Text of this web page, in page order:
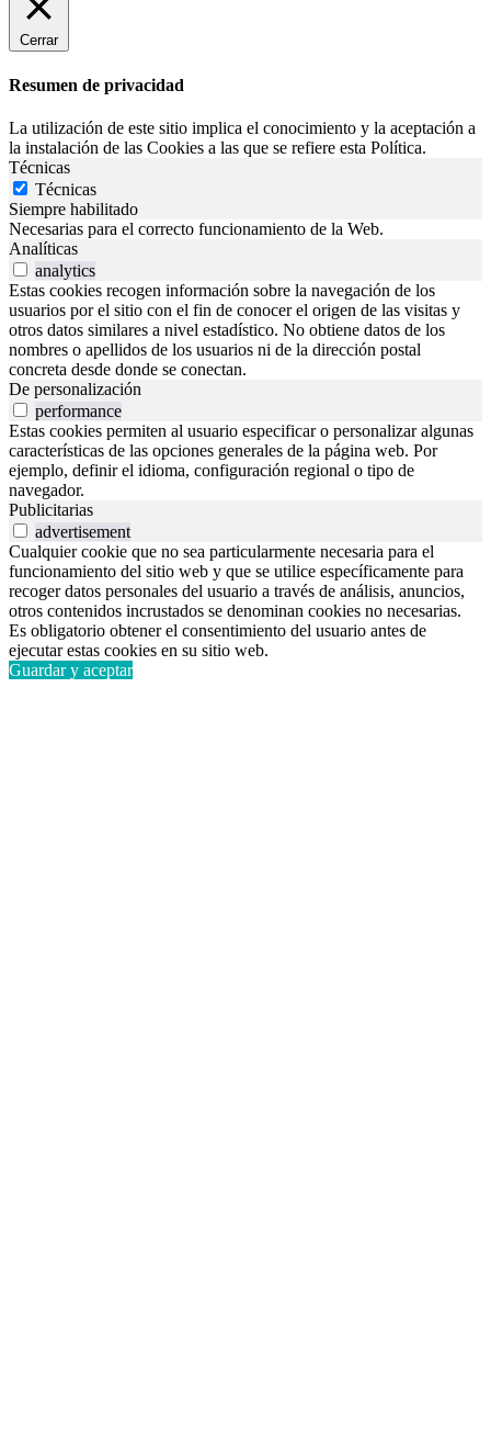
Cerrar
Resumen de privacidad
La utilización de este sitio implica el conocimiento y la aceptación a
la instalación de las Cookies a las que se refiere esta Política.
Técnicas
Técnicas
Siempre habilitado
Necesarias para el correcto funcionamiento de la Web.
Analíticas
analytics
Estas cookies recogen información sobre la navegación de los
usuarios por el sitio con el fin de conocer el origen de las visitas y
otros datos similares a nivel estadístico. No obtiene datos de los
nombres o apellidos de los usuarios ni de la dirección postal
concreta desde donde se conectan.
De personalización
performance
Estas cookies permiten al usuario especificar o personalizar algunas
características de las opciones generales de la página web. Por
ejemplo, definir el idioma, configuración regional o tipo de
navegador.
Publicitarias
advertisement
Cualquier cookie que no sea particularmente necesaria para el
funcionamiento del sitio web y que se utilice específicamente para
recoger datos personales del usuario a través de análisis, anuncios,
otros contenidos incrustados se denominan cookies no necesarias.
Es obligatorio obtener el consentimiento del usuario antes de
ejecutar estas cookies en su sitio web.
Guardar y aceptar